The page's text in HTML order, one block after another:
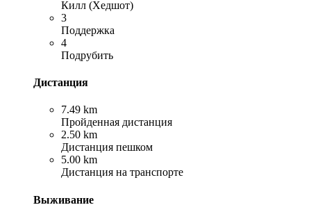
Килл (Хедшот)
3
Поддержка
4
Подрубить
Дистанция
7.49 km
Пройденная дистанция
2.50 km
Дистанция пешком
5.00 km
Дистанция на транспорте
Выживание